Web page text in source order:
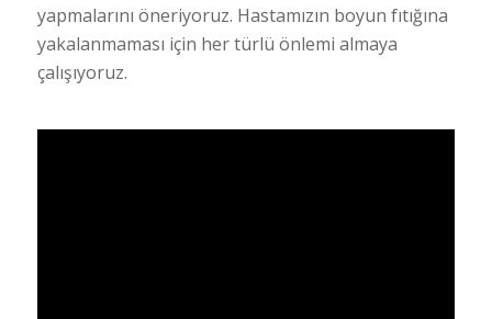
yapmalarını öneriyoruz. Hastamızın boyun fıtığına
yakalanmaması için her türlü önlemi almaya
çalışıyoruz.